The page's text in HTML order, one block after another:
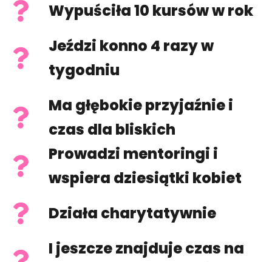
Wypuściła 10 kursów w rok
Jeździ konno 4 razy w
tygodniu
Ma głębokie przyjaźnie i
czas dla bliskich
Prowadzi mentoringi i
wspiera dziesiątki kobiet
Działa charytatywnie
I jeszcze znajduje czas na